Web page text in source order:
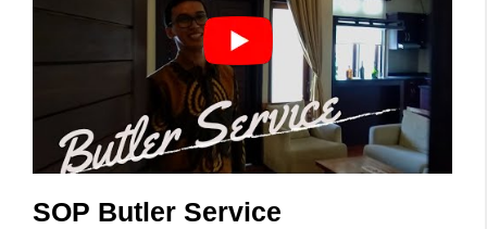
SOP Butler Service